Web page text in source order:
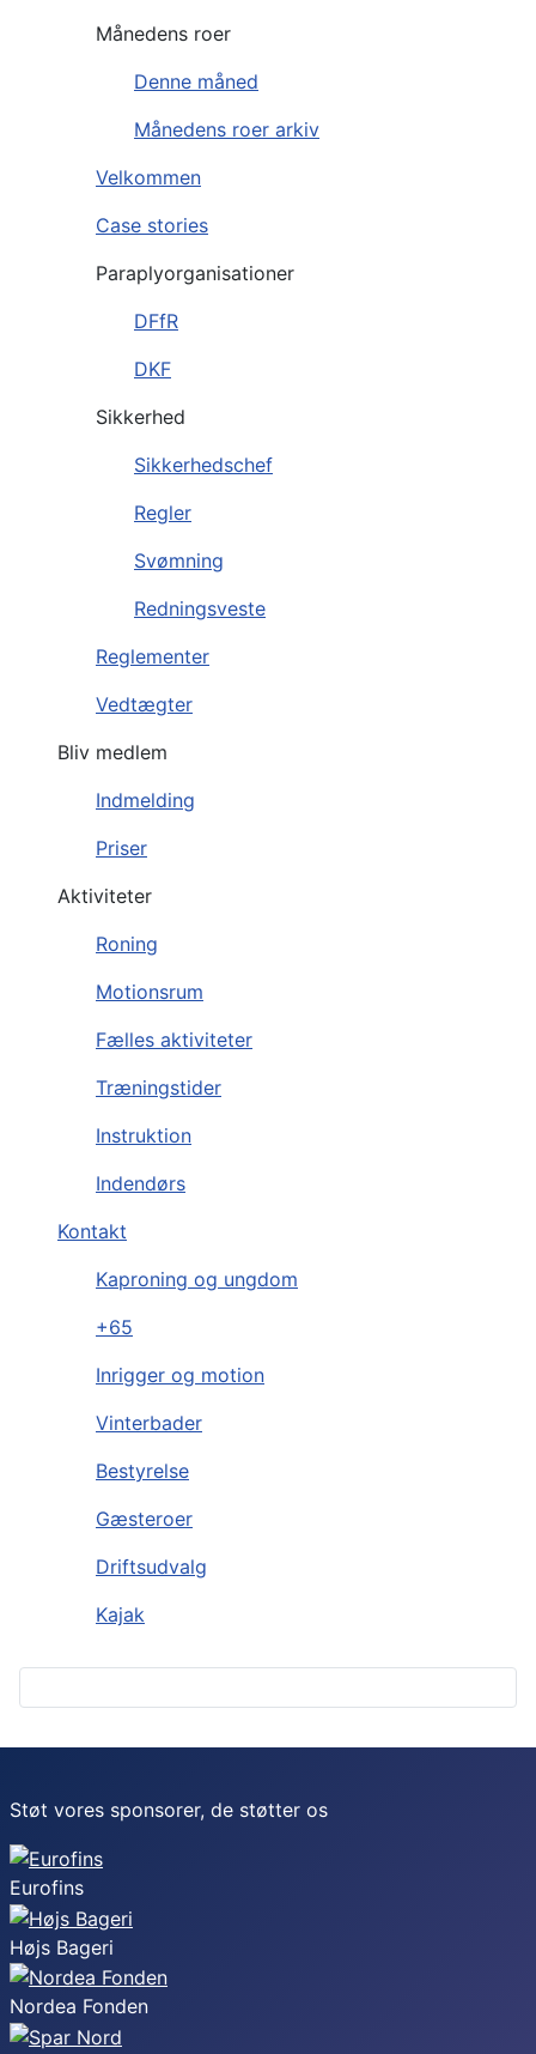
Månedens roer
Denne måned
Månedens roer arkiv
Velkommen
Case stories
Paraplyorganisationer
DFfR
DKF
Sikkerhed
Sikkerhedschef
Regler
Svømning
Redningsveste
Reglementer
Vedtægter
Bliv medlem
Indmelding
Priser
Aktiviteter
Roning
Motionsrum
Fælles aktiviteter
Træningstider
Instruktion
Indendørs
Kontakt
Kaproning og ungdom
+65
Inrigger og motion
Vinterbader
Bestyrelse
Gæsteroer
Driftsudvalg
Kajak
Støt vores sponsorer, de støtter os
Eurofins
Højs Bageri
Nordea Fonden